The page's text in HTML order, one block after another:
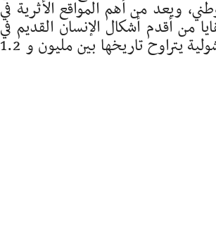
ويعد من أهم المواقع الأثرية في
من أقدم أشكال الإنسان القديم في
المنطقة، إلى جانب مستحاثات لثدييات كبيرة وأدوات حجرية أشولية يتراوح تاريخها بين مليون و 1.2